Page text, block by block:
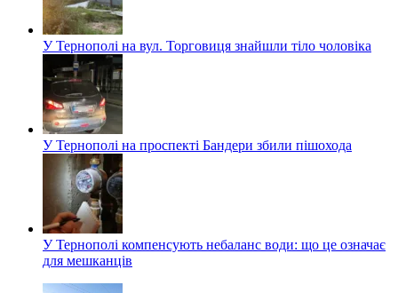
У Тернополі на вул. Торговиця знайшли тіло чоловіка
У Тернополі на проспекті Бандери збили пішохода
У Тернополі компенсують небаланс води: що це означає
для мешканців